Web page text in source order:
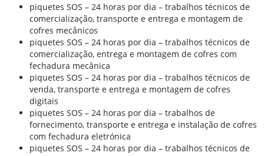
piquetes SOS – 24 horas por dia – trabalhos técnicos de
comercialização, transporte e entrega e montagem de
cofres mecânicos
piquetes SOS – 24 horas por dia – trabalhos técnicos de
comercialização, entrega e montagem de cofres com
fechadura mecânica
piquetes SOS – 24 horas por dia – trabalhos técnicos de
venda, transporte e entrega e montagem de cofres
digitais
piquetes SOS – 24 horas por dia – trabalhos de
fornecimento, transporte e entrega e instalação de cofres
com fechadura eletrónica
piquetes SOS – 24 horas por dia – trabalhos técnicos de